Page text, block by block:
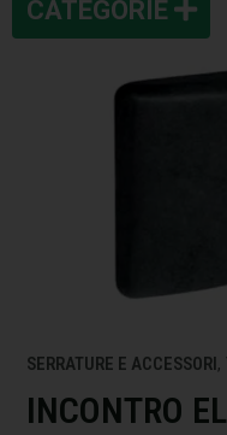
SERRATURE E ACCESSORI,
INCONTRO